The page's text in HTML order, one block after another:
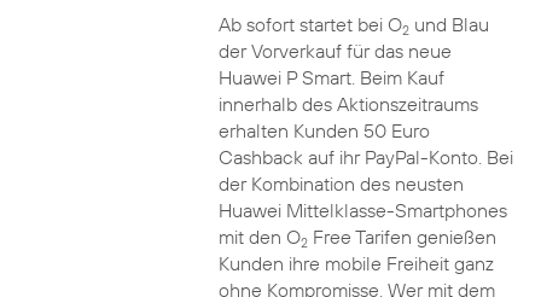
Ab sofort startet bei O2und Blau
der Vorverkauf für das neue
Huawei P Smart. Beim Kauf
innerhalb des Aktionszeitraums
erhalten Kunden 50 Euro
Cashback auf ihr PayPal-Konto. Bei
der Kombination des neusten
Huawei Mittelklasse-Smartphones
mit den O2Free Tarifen genießen
Kunden ihre mobile Freiheit ganz
ohne Kompromisse. Wer mit dem